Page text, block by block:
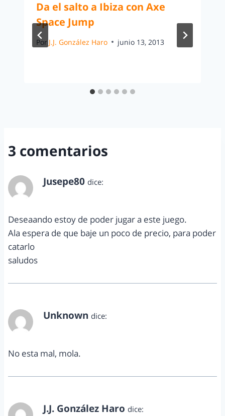
Da el salto a Ibiza con Axe
Space Jump
Por J.J. González Haro junio 13, 2013
3 comentarios
Jusepe80 dice:
Deseaando estoy de poder jugar a este juego.
Ala espera de que baje un poco de precio, para poder
catarlo
saludos
Unknown dice:
No esta mal, mola.
J.J. González Haro dice: